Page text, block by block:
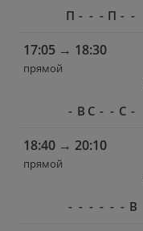
П - - - П - -
17:05 → 18:30
прямой
- В С - - С -
18:40 → 20:10
прямой
- - - - - - В